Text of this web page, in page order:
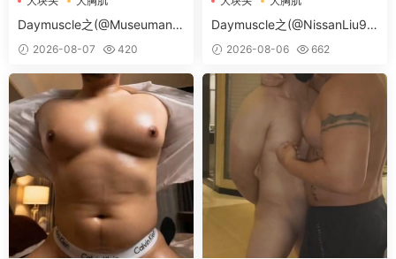
大胸肌肉男
Daymuscle之(@Museumans-
@Museuman）
2026-08-07 420
大胸肌肉男
Daymuscle之(@NissanLiu98
-@Nissan98）
2026-08-06 662